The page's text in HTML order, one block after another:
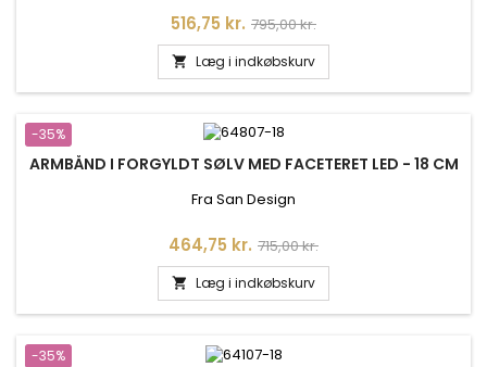
Pris
516,75 kr. Normalpris
795,00 kr.
 Læg i indkøbskurv
-35%
ARMBÅND I FORGYLDT SØLV MED FACETERET LED - 18 CM
Fra San Design
Pris
464,75 kr. Normalpris
715,00 kr.
 Læg i indkøbskurv
-35%